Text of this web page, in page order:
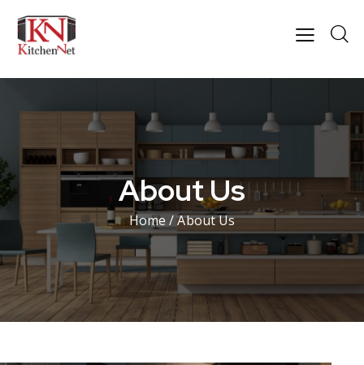
About Us
Home / About Us